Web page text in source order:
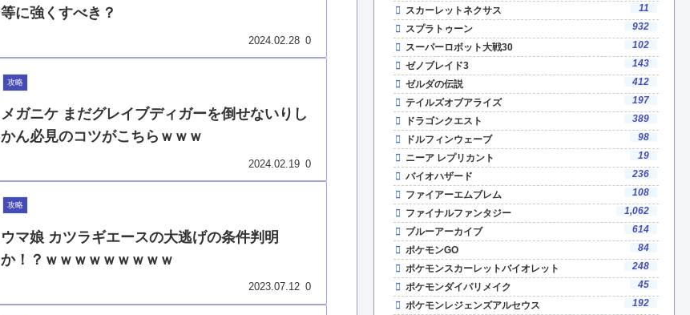
等に強くすべき？
2024.02.28 0
攻略
メガニケ まだグレイブディガーを倒せないりし
かん必見のコツがこちらｗｗｗ
2024.02.19 0
攻略
ウマ娘 カツラギエースの大逃げの条件判明
か！？ｗｗｗｗｗｗｗｗｗ
2023.07.12 0
スカーレットネクサス
11
スプラトゥーン
932
スーパーロボット大戦30
102
ゼノブレイド3
143
ゼルダの伝説
412
テイルズオブアライズ
197
ドラゴンクエスト
389
ドルフィンウェーブ
98
ニーア レプリカント
19
バイオハザード
236
ファイアーエムブレム
108
ファイナルファンタジー
1,062
ブルーアーカイブ
614
ポケモンGO
84
ポケモンスカーレットバイオレット
248
ポケモンダイパリメイク
45
ポケモンレジェンズアルセウス
192